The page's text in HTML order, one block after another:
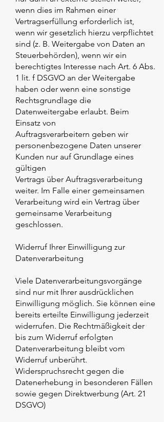
wenn dies im Rahmen einer
Vertragserfüllung erforderlich ist,
wenn wir gesetzlich hierzu verpflichtet
sind (z. B. Weitergabe von Daten an
Steuerbehörden), wenn wir ein
berechtigtes Interesse nach Art. 6 Abs.
1 lit. f DSGVO an der Weitergabe
haben oder wenn eine sonstige
Rechtsgrundlage die
Datenweitergabe erlaubt. Beim
Einsatz von
Auftragsverarbeitern geben wir
personenbezogene Daten unserer
Kunden nur auf Grundlage eines
gültigen
Vertrags über Auftragsverarbeitung
weiter. Im Falle einer gemeinsamen
Verarbeitung wird ein Vertrag über
gemeinsame Verarbeitung
geschlossen.
Widerruf Ihrer Einwilligung zur
Datenverarbeitung
Viele Datenverarbeitungsvorgänge
sind nur mit Ihrer ausdrücklichen
Einwilligung möglich. Sie können eine
bereits erteilte Einwilligung jederzeit
widerrufen. Die Rechtmäßigkeit der
bis zum Widerruf erfolgten
Datenverarbeitung bleibt vom
Widerruf unberührt.
Widerspruchsrecht gegen die
Datenerhebung in besonderen Fällen
sowie gegen Direktwerbung (Art. 21
DSGVO)